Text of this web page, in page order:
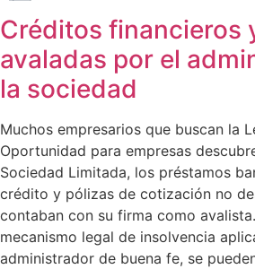
Créditos financieros
avaladas por el
la sociedad
Muchos empresarios que buscan la
Oportunidad para empresas
Sociedad Limitada, los préstamos
crédito y pólizas de cotización no
contaban con su firma como
mecanismo legal de insolvencia
administrador de buena fe, se